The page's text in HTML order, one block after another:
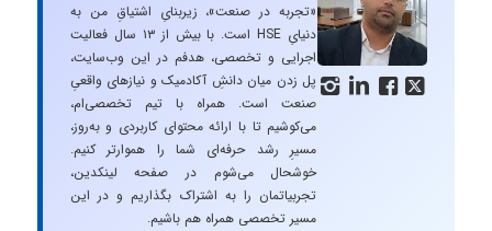
   
«تجربه در صنعت»، زیربنایِ اشتیاقِ من به
دنیایِ HSE است. با بیش از ۱۳ سال فعالیت
اجرایی و تخصصی، هدفم در این وب‌سایت،
پل زدن میان دانشِ آکادمیک و نیازهای واقعیِ
صنعت است. همراه با تیم تخصصی‌ام،
می‌کوشیم تا با ارائه محتوای کاربردی و به‌روز،
مسیرِ رشد حرفه‌ای شما را هموارتر کنیم.
خوشحال می‌شوم در صفحه لینکدین،
تجربیاتمان را به اشتراک بگذاریم و در این
مسیر تخصصی همراه هم باشیم.